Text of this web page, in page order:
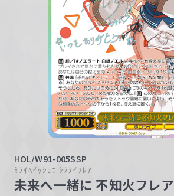
HOL/W91-005SSP
ﾐﾗｲﾍｲｯｼｮﾆ ｼﾗﾇｲﾌﾚｱ
未来へ一緒に 不知火フレア